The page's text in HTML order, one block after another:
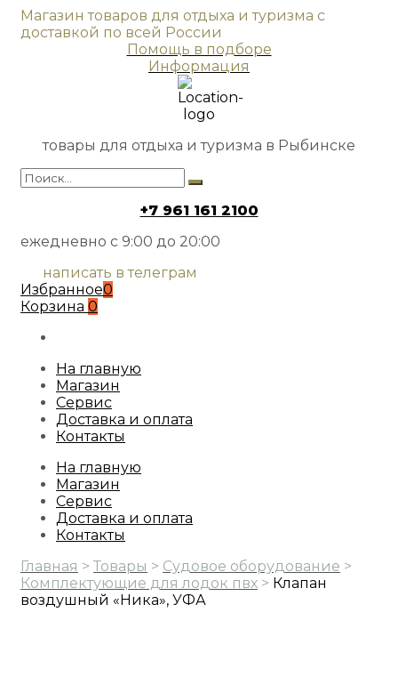
Магазин товаров для отдыха и туризма с
доставкой по всей России
Помощь в подборе
Информация
товары для отдыха и туризма в Рыбинске
+7 961 161 2100
ежедневно с 9:00 до 20:00
написать в телеграм
Избранное0
Корзина 0
На главную
Магазин
Сервис
Доставка и оплата
Контакты
На главную
Магазин
Сервис
Доставка и оплата
Контакты
Главная > Товары > Судовое оборудование >
Комплектующие для лодок пвх > Клапан
воздушный «Ника», УФА